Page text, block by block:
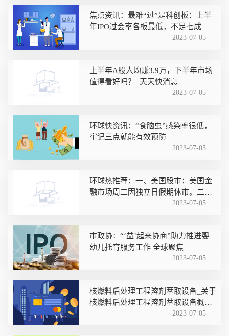
焦点资讯：最难“过”是科创板：上半
年IPO过会率各板最低，不足七成
2023-07-05
上半年A股人均赚3.9万，下半年市场
值得看好吗？_天天快消息
2023-07-05
环球快资讯：“食脑虫”感染率很低，
牢记三点就能有效预防
2023-07-05
环球热推荐：一、美国股市：美国金
融市场周二因独立日假期休市。二、
2023-07-05
市政协：“‘益’起来协商”助力推进婴
幼儿托育服务工作 全球聚焦
2023-07-05
核燃料后处理工程溶剂萃取设备_关于
核燃料后处理工程溶剂萃取设备概略_
2023-07-05